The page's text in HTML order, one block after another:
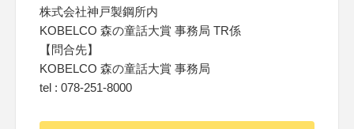
株式会社神戸製鋼所内
KOBELCO 森の童話大賞 事務局 TR係
【問合先】
KOBELCO 森の童話大賞 事務局
tel : 078-251-8000